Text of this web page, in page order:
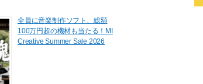
全員に音楽制作ソフト、総額
100万円超の機材も当たる！MI
Creative Summer Sale 2026